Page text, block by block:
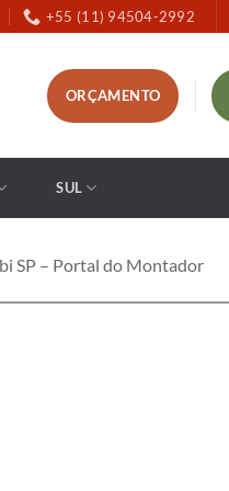
+55 (11) 94504-2992
ORÇAMENTO
SUL
SP – Portal do Montador